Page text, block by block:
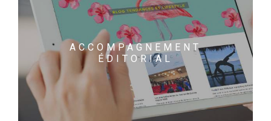
ACCOMPAGNEMENT
ÉDITORIAL